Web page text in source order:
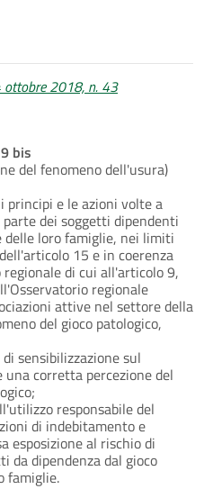
ottobre 2018, n. 43
bis
del fenomeno dell'usura)
principi e le azioni volte a
dei soggetti dipendenti
delle loro famiglie, nei limiti
15 e in coerenza
di cui all'articolo 9,
regionale
attive nel settore della
del gioco patologico,
sensibilizzazione sul
corretta percezione del
responsabile del
di indebitamento e
esposizione al rischio di
da dipendenza dal gioco
famiglie.